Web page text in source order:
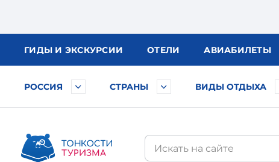
ГИДЫ И ЭКСКУРСИИ ОТЕЛИ АВИАБИЛЕТЫ
РОССИЯ СТРАНЫ ВИДЫ ОТДЫХА